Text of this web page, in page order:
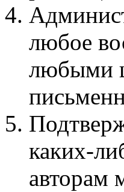
любое
любыми
каких-
авторам